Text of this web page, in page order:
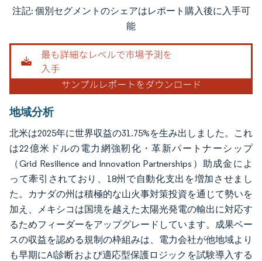
画像 © Mordor Intelligence。再利用にはCC BY 4.0の表示が必要です。
注記: 個別セグメントのシェアはレポート購入後に入手可
能
地域分析
北米は2025年に世界収益の31.75%を生み出しました。これ
は22億米ドルの電力網強靭化・革新パートナーシップ
（Grid Resilience and Innovation Partnerships）助成金によ
って牽引されており、18州で自動化支出を増加させまし
た。カナダの州は積極的な山火事対策投資を通じて勢いを
加え、メキシコは国境を越えた太陽光発電の輸出に対応す
るためフィーダーをアップグレードしています。成果ベー
スの収益を認める規制の枠組みは、電力会社が他地域より
も早期にAI診断および適応型保護ロジックを試験導入する